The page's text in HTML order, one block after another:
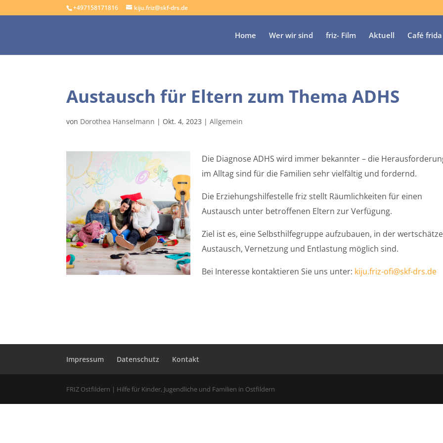
+497158171816 kiju.friz@skf-drs.de
Home Wer wir sind friz- Film Aktuell Café frida
Austausch für Eltern zum Thema ADHS
von Dorothea Hanselmann | Okt. 4, 2023 |Allgemein
Die Diagnose ADHS wird immer bekannter – die
im Alltag sind für die Familien sehr vielfältig und fordernd.
Die Erziehungshilfestelle friz stellt Räumlichkeiten für einen
Austausch unter betroffenen Eltern zur Verfügung.
Ziel ist es, eine Selbsthilfegruppe aufzubauen, in der
Austausch, Vernetzung und Entlastung möglich sind.
Bei Interesse kontaktieren Sie uns unter: kiju.friz-ofi@skf-drs.de
Impressum Datenschutz Kontakt
FRIZ Ostfildern | Hilfe für Kinder, Jugendliche und Familien in Ostfildern